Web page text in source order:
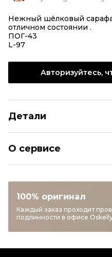
Нежный шёлковый
отличном состоянии .
ПОГ-43
L-97
Авторизуйтесь,
Детали
Категория
Бренд
Материал одежды
О сервисе
100% оригинал
Каждый заказ проходит
подлинности в офисе